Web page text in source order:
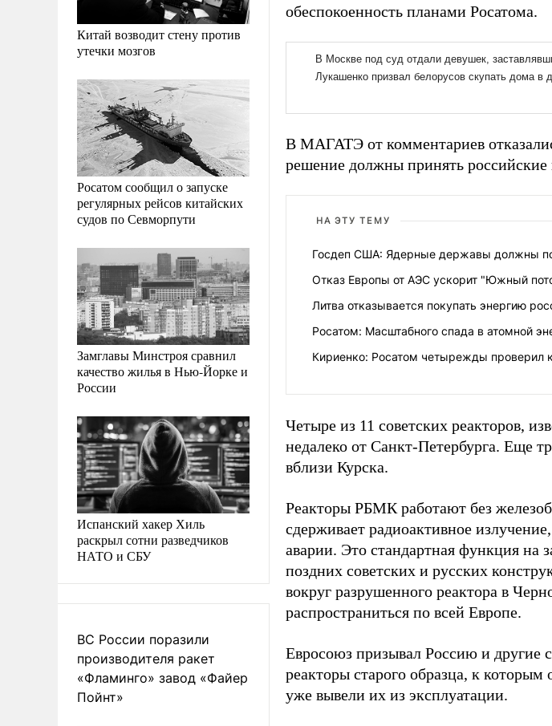
Китай возводит стену против
утечки мозгов
Росатом сообщил о запуске
регулярных рейсов китайских
судов по Севморпути
Замглавы Минстроя сравнил
качество жилья в Нью-Йорке и
России
Испанский хакер Хиль
раскрыл сотни разведчиков
НАТО и СБУ
ВС России поразили
производителя ракет
«Фламинго» завод «Файер
Пойнт»
обеспокоенность планами Росатома.
В МАГАТЭ от комментариев
решение должны принять российские
НА ЭТУ ТЕМУ
Госдеп США: Ядерные державы должны
Отказ Европы от АЭС ускорит "Южный
Литва отказываетcя покупать энергию
Росатом: Масштабного спада в атомной
Кириенко: Росатом четырежды
Четыре из 11 советских реакторов,
недалеко от Санкт-Петербурга. Еще
вблизи Курска.
Реакторы РБМК работают без
сдерживает радиоактивное
аварии. Это стандартная функция на
поздних советских и русских
вокруг разрушенного реактора в
распространиться по всей Европе.
Евросоюз призывал Россию и другие
реакторы старого образца, к
уже вывели их из эксплуатации.